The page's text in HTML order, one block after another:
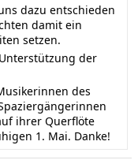
dazu entschieden
damit ein
setzen.
der
des
ihrer Querflöte
1. Mai. Danke!